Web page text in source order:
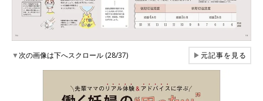
▼次の画像は下へスクロール (28/37) ▶元記事を見る